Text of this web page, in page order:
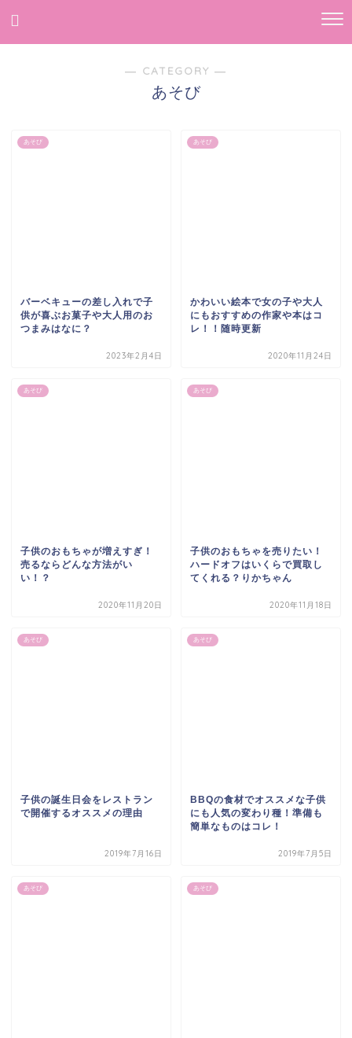
― CATEGORY ―
あそび
あそび
バーベキューの差し入れで子
供が喜ぶお菓子や大人用のお
つまみはなに？
2023年2月4日
あそび
かわいい絵本で女の子や大人
にもおすすめの作家や本はコ
レ！！随時更新
2020年11月24日
あそび
子供のおもちゃが増えすぎ！
売るならどんな方法がい
い！？
2020年11月20日
あそび
子供のおもちゃを売りたい！
ハードオフはいくらで買取し
てくれる？りかちゃん
2020年11月18日
あそび
子供の誕生日会をレストラン
で開催するオススメの理由
2019年7月16日
あそび
BBQの食材でオススメな子供
にも人気の変わり種！準備も
簡単なものはコレ！
2019年7月5日
あそび あそび